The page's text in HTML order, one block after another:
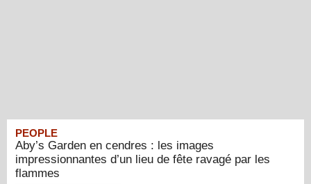
PEOPLE
Aby’s Garden en cendres : les images
impressionnantes d’un lieu de fête ravagé par les
flammes